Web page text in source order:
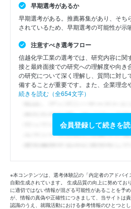
早期選考があるか
早期選考がある。推薦募集があり、そち
されているため、早期選考の可能性が示
注意すべき選考フロー
信越化学工業の選考では、研究内容に関
接と最終面接での研究への理解度や向き
の研究について深く理解し、質問に対し
備することが重要です。また、企業理念
続きを読む（全654文字）
会員登録して続きを読
※本コンテンツは、選考体験記の「内定者のアドバ
自動生成されています。 生成品質の向上に努めてお
に適切ではない情報が混ざる可能性があることを予
が、情報の真偽や正確性につきまして、当サイトは
認識のうえ、就職活動における参考情報のひとつと